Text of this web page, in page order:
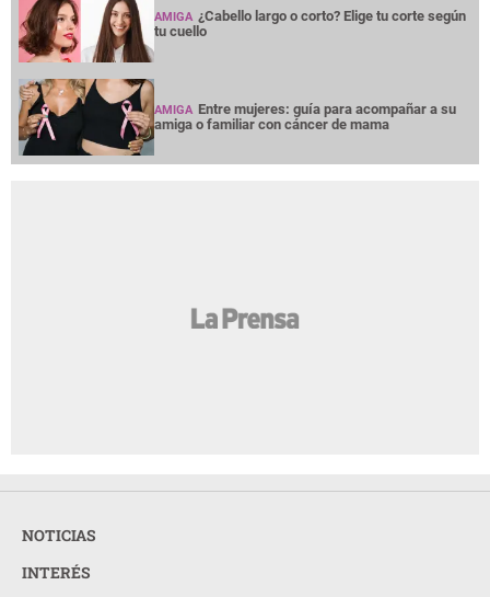
AMIGA ¿Cabello largo o corto? Elige tu corte según
tu cuello
AMIGA Entre mujeres: guía para acompañar a su
amiga o familiar con cáncer de mama
NOTICIAS
INTERÉS